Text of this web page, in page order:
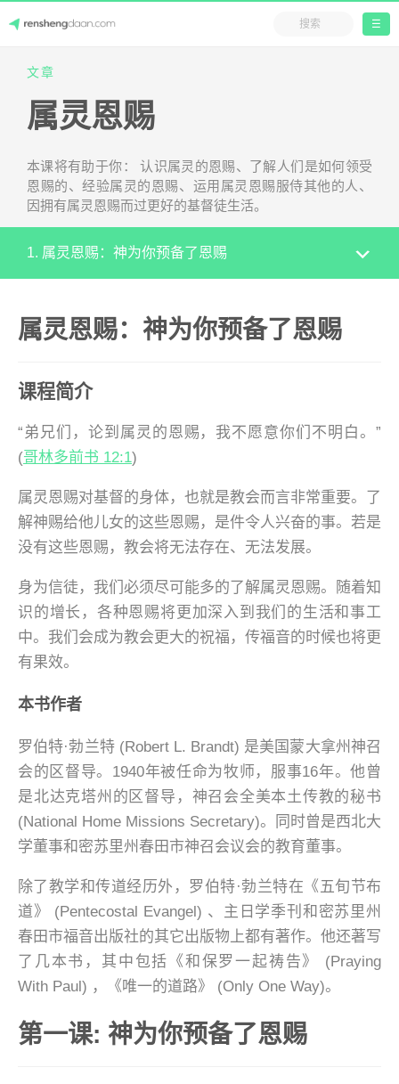
content
人生答案
☰
文章
属灵恩赐
本课将有助于你： 认识属灵的恩赐、了解人们是如何领受
恩赐的、经验属灵的恩赐、运用属灵恩赐服侍其他的人、
因拥有属灵恩赐而过更好的基督徒生活。
1. 属灵恩赐：神为你预备了恩赐
属灵恩赐：神为你预备了恩赐
课程简介
“弟兄们，论到属灵的恩赐，我不愿意你们不明白。”
(哥林多前书 12:1)
属灵恩赐对基督的身体，也就是教会而言非常重要。了
解神赐给他儿女的这些恩赐，是件令人兴奋的事。若是
没有这些恩赐，教会将无法存在、无法发展。
身为信徒，我们必须尽可能多的了解属灵恩赐。随着知
识的增长，各种恩赐将更加深入到我们的生活和事工
中。我们会成为教会更大的祝福，传福音的时候也将更
有果效。
本书作者
罗伯特·勃兰特 (Robert L. Brandt) 是美国蒙大拿州神召
会的区督导。1940年被任命为牧师，服事16年。他曾
是北达克塔州的区督导，神召会全美本土传教的秘书
(National Home Missions Secretary)。同时曾是西北大
学董事和密苏里州春田市神召会议会的教育董事。
除了教学和传道经历外，罗伯特·勃兰特在《五旬节布
道》 (Pentecostal Evangel) 、主日学季刊和密苏里州
春田市福音出版社的其它出版物上都有著作。他还著写
了几本书，其中包括《和保罗一起祷告》 (Praying
With Paul) ，《唯一的道路》 (Only One Way)。
第一课: 神为你预备了恩赐